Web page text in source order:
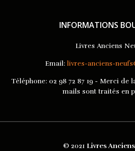
INFORMATIONS
Livres Anciens
Email: livres-anciens-
Téléphone: 02 98 72 87 19 - Merci de
mails sont traités en
© 2021 Livres